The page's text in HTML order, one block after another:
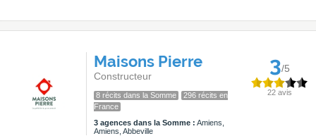
Maisons Pierre
Constructeur
8 récits dans la Somme
296 récits en
France
3 agences dans la Somme : Amiens,
Amiens, Abbeville
3/5
22 avis